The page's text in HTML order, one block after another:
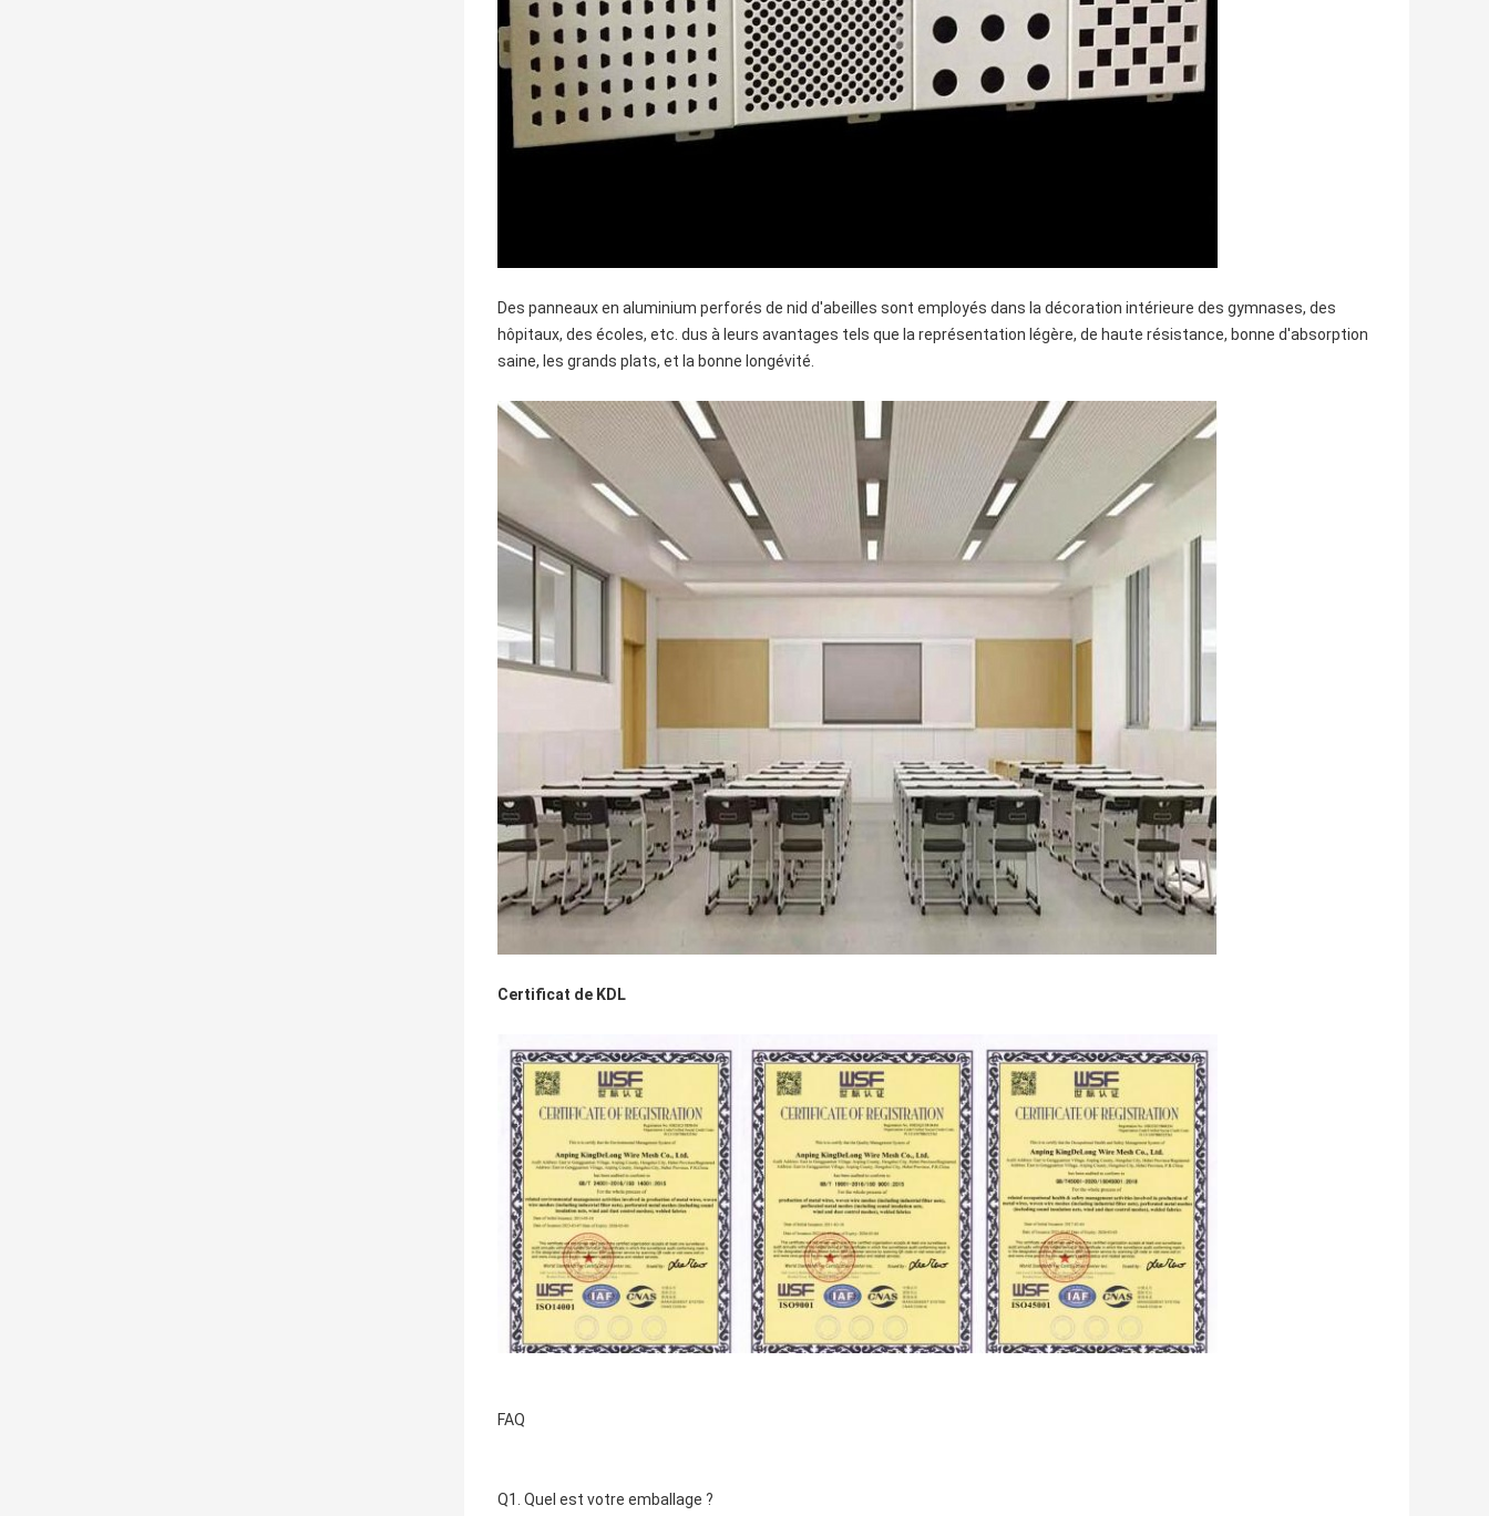
Des panneaux en aluminium perforés de nid d'abeilles sont employés dans la décoration intérieure des gymnases, des
hôpitaux, des écoles, etc. dus à leurs avantages tels que la représentation légère, de haute résistance, bonne d'absorption
saine, les grands plats, et la bonne longévité.
Certificat de KDL
FAQ
Q1. Quel est votre emballage ?